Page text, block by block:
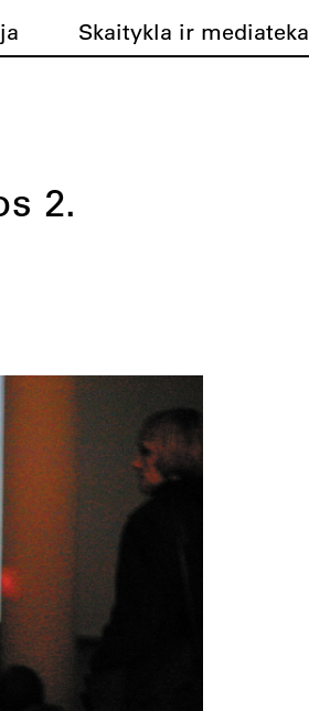
Skaitykla ir mediateka
2.